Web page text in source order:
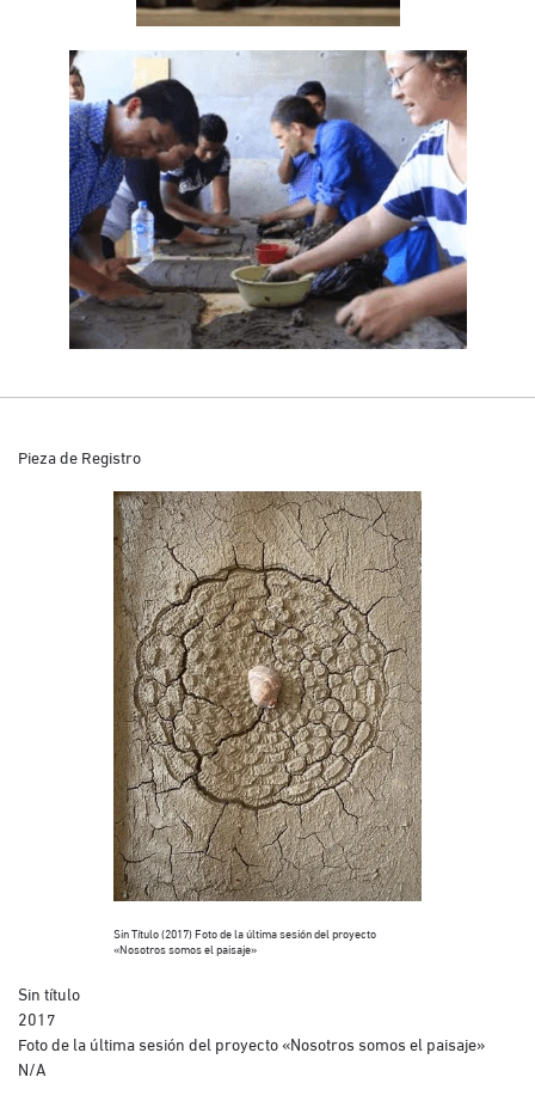
Pieza de Registro
Sin Título (2017) Foto de la última sesión del proyecto
«Nosotros somos el paisaje»
Sin título
2017
Foto de la última sesión del proyecto «Nosotros somos el paisaje»
N/A